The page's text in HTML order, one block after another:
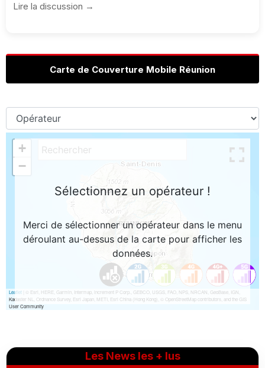
Lire la discussion →
Carte de Couverture Mobile Réunion
Les News les + lus